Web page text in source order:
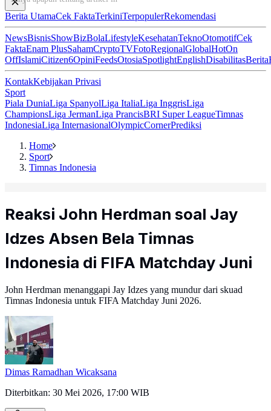
Berita UtamaCek FaktaTerkiniTerpopulerRekomendasi
NewsBisnisShowBizBolaLifestyleKesehatanTeknoOtomotifCek
FaktaEnam PlusSahamCryptoTVFotoRegionalGlobalHotOn
OffIslamiCitizen6OpiniFeedsOtosiaSpotlightEnglishDisabilitasBerita
KontakKebijakan Privasi
Sport
Piala DuniaLiga SpanyolLiga ItaliaLiga InggrisLiga
ChampionsLiga JermanLiga PrancisBRI Super LeagueTimnas
IndonesiaLiga InternasionalOlympicCornerPrediksi
Home
Sport
Timnas Indonesia
Reaksi John Herdman soal Jay
Idzes Absen Bela Timnas
Indonesia di FIFA Matchday Juni
John Herdman menanggapi Jay Idzes yang mundur dari skuad
Timnas Indonesia untuk FIFA Matchday Juni 2026.
Dimas Ramadhan Wicaksana
Diterbitkan: 30 Mei 2026, 17:00 WIB